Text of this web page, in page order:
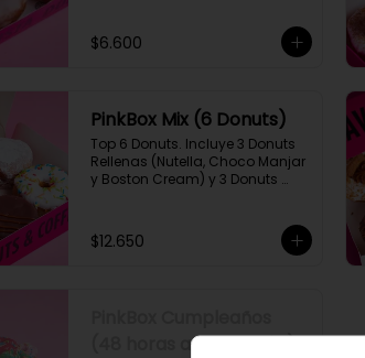
$6.600
PinkBox Mix (6 Donuts)
Top 6 Donuts. Incluye 3 Donuts
Rellenas (Nutella, Choco Manjar
y Boston Cream) y 3 Donuts
[Imagen referencial]
$12.650
(48 horas anticipación)